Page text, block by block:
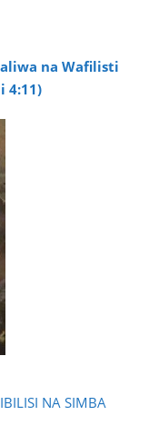
na Wafilisti
4:11)
NA SIMBA